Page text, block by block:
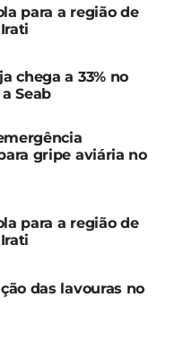
farelo de soja,
cereais, com US$
também fechou em
um superávit de
As importações
(US$
para a região de
chega a 33% no
Seab
gripe aviária no
para a região de
das lavouras no